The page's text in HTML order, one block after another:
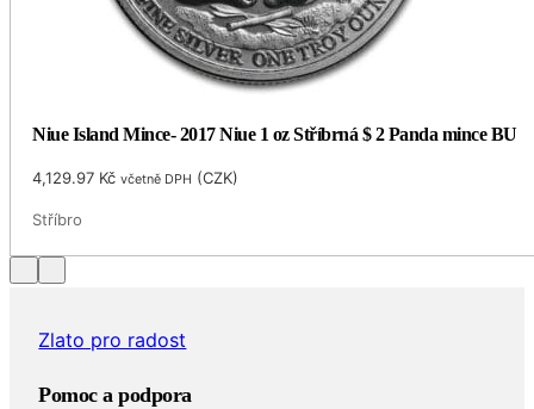
Niue Island Mince- 2017 Niue 1 oz Stříbrná $ 2 Panda mince BU
4,129.97 Kč včetně DPH (CZK)
Stříbro
Zlato pro radost
Pomoc a podpora